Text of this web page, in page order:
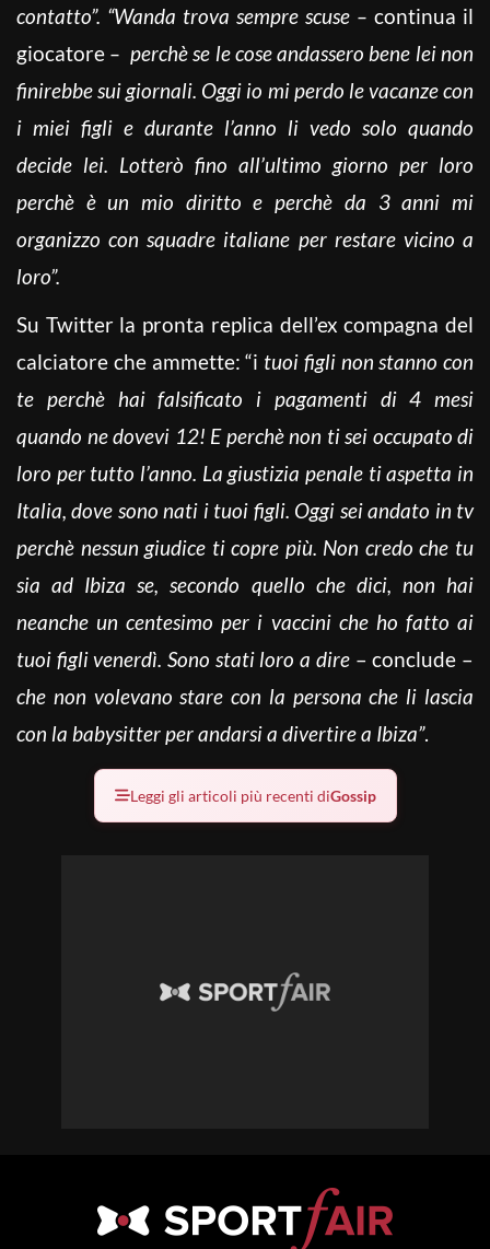
contatto”. “Wanda trova sempre scuse – continua il
giocatore – perchè se le cose andassero bene lei non
finirebbe sui giornali. Oggi io mi perdo le vacanze con
i miei figli e durante l’anno li vedo solo quando
decide lei. Lotterò fino all’ultimo giorno per loro
perchè è un mio diritto e perchè da 3 anni mi
organizzo con squadre italiane per restare vicino a
loro”.
Su Twitter la pronta replica dell’ex compagna del
calciatore che ammette: “i tuoi figli non stanno con
te perchè hai falsificato i pagamenti di 4 mesi
quando ne dovevi 12! E perchè non ti sei occupato di
loro per tutto l’anno. La giustizia penale ti aspetta in
Italia, dove sono nati i tuoi figli. Oggi sei andato in tv
perchè nessun giudice ti copre più. Non credo che tu
sia ad Ibiza se, secondo quello che dici, non hai
neanche un centesimo per i vaccini che ho fatto ai
tuoi figli venerdì. Sono stati loro a dire– conclude –
che non volevano stare con la persona che li lascia
con la babysitter per andarsi a divertire a Ibiza”.
Leggi gli articoli più recenti diGossip